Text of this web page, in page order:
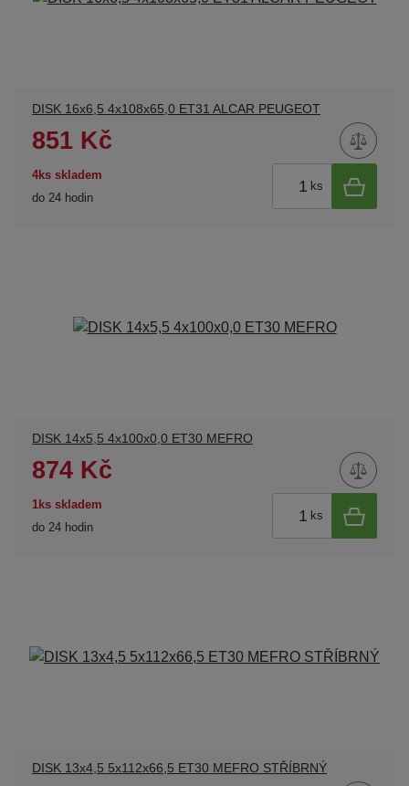
DISK 16x6,5 4x108x65,0 ET31 ALCAR PEUGEOT
851 Kč
4ks skladem
do 24 hodin
ks
DISK 14x5,5 4x100x0,0 ET30 MEFRO
874 Kč
1ks skladem
do 24 hodin
ks
DISK 13x4,5 5x112x66,5 ET30 MEFRO STŘÍBRNÝ